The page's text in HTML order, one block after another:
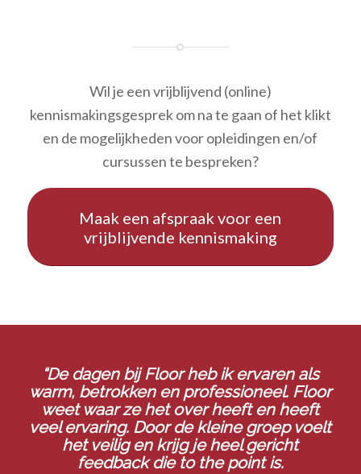
Wil je een vrijblijvend (online)
kennismakingsgesprek om na te gaan of het klikt
en de mogelijkheden voor opleidingen en/of
cursussen te bespreken?
Maak een afspraak voor een
vrijblijvende kennismaking
“De dagen bij Floor heb ik ervaren als
warm, betrokken en professioneel. Floor
weet waar ze het over heeft en heeft
veel ervaring. Door de kleine groep voelt
het veilig en krijg je heel gericht
feedback die to the point is.